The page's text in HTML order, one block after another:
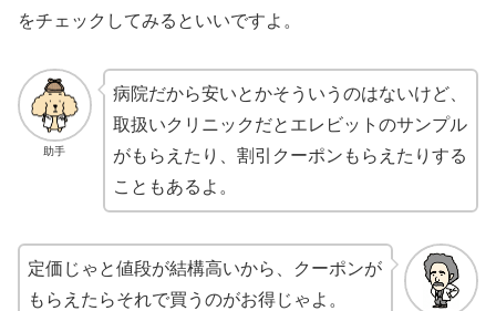
をチェックしてみるといいですよ。
助手
病院だから安いとかそういうのはないけど、
取扱いクリニックだとエレビットのサンプル
がもらえたり、割引クーポンもらえたりする
こともあるよ。
定価じゃと値段が結構高いから、クーポンが
もらえたらそれで買うのがお得じゃよ。